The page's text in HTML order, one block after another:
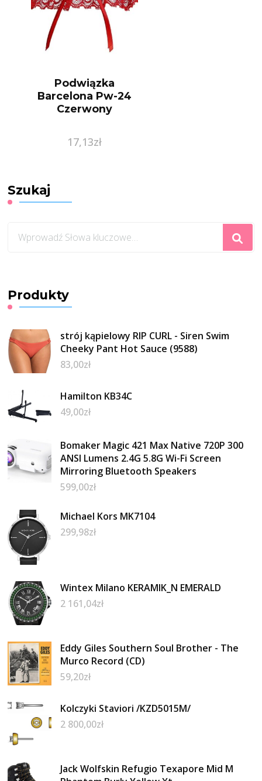
Podwiązka
Barcelona Pw-24
Czerwony
17,13zł
Szukaj
czegoś?
Produkty
strój kąpielowy RIP CURL - Siren Swim
Cheeky Pant Hot Sauce (9588)
83,00zł
Hamilton KB34C
49,00zł
Bomaker Magic 421 Max Native 720P 300
ANSI Lumens 2.4G 5.8G Wi-Fi Screen
Mirroring Bluetooth Speakers
599,00zł
Michael Kors MK7104
299,98zł
Wintex Milano KERAMIK_N EMERALD
2 161,04zł
Eddy Giles Southern Soul Brother - The
Murco Record (CD)
59,20zł
Kolczyki Staviori /KZD5015M/
2 800,00zł
Jack Wolfskin Refugio Texapore Mid M